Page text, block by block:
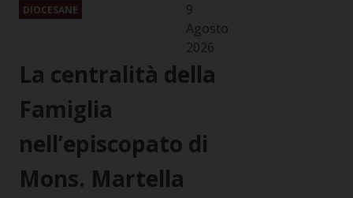
DIOCESANE
9
Agosto
2026
La centralità della
Famiglia
nell’episcopato di
Mons. Martella